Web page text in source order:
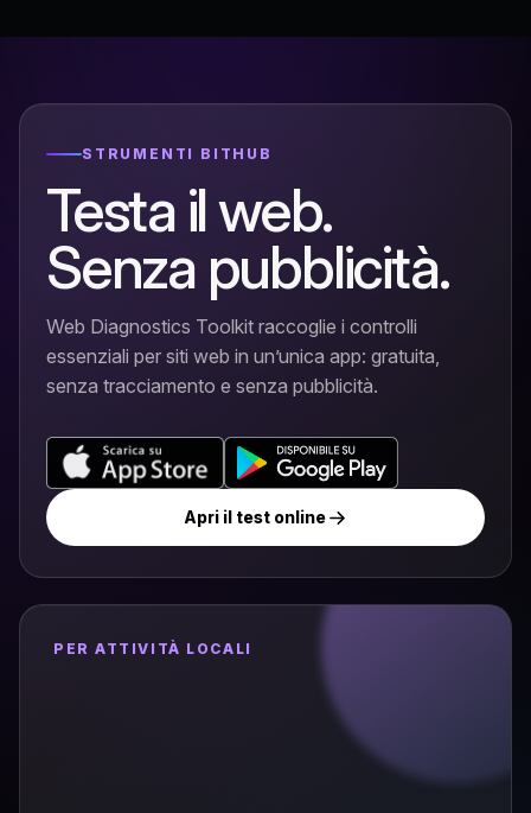
STRUMENTI BITHUB
Testa il web.
Senza pubblicità.
Web Diagnostics Toolkit raccoglie i controlli
essenziali per siti web in un’unica app: gratuita,
senza tracciamento e senza pubblicità.
Apri il test online
PER ATTIVITÀ LOCALI